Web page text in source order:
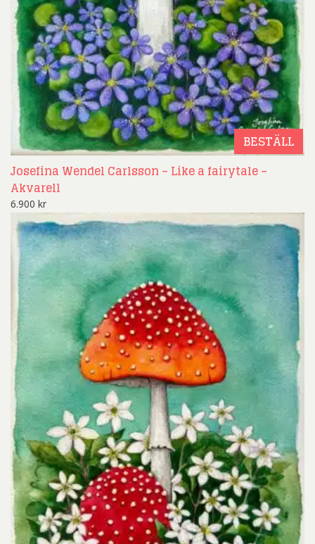
BESTÄLL
Josefina Wendel Carlsson – Like a fairytale –
Akvarell
6.900 kr